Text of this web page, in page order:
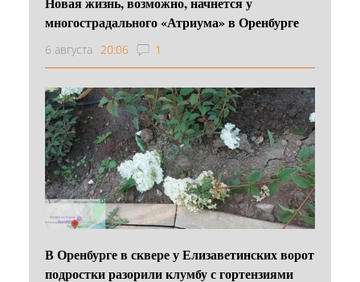
многострадального «Атриума» в Оренбурге
6 августа 20:06 1
В Оренбурге в сквере у Елизаветинских ворот
подростки разорили клумбу с гортензиями